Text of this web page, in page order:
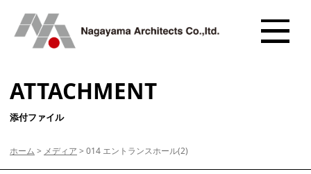
ATTACHMENT
添付ファイル
ホーム > メディア > 014 エントランスホール(2)